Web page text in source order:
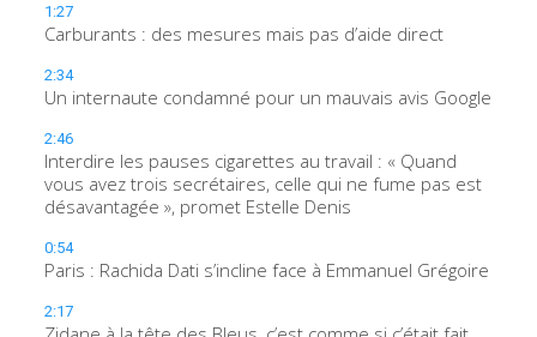
1:27
Carburants : des mesures mais pas d’aide direct
2:34
Un internaute condamné pour un mauvais avis Google
2:46
Interdire les pauses cigarettes au travail : « Quand
vous avez trois secrétaires, celle qui ne fume pas est
désavantagée », promet Estelle Denis
0:54
Paris : Rachida Dati s’incline face à Emmanuel Grégoire
2:17